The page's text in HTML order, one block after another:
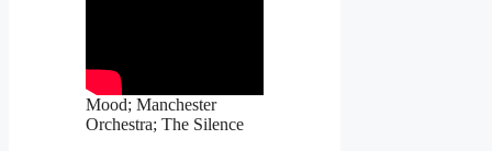
Mood; Manchester
Orchestra; The Silence